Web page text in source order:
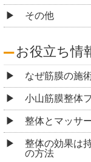
その他
お役立ち情
なぜ筋膜の施
小山筋膜整体
整体とマッサ
整体の効果は
の方法